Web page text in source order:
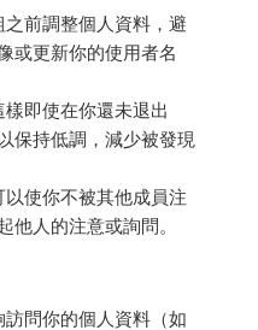
前調整個人資料，避
或更新你的使用者名
即使在你還未退出
保持低調，減少被發現
使你不被其他成員注
人的注意或詢問。
問你的個人資料（如